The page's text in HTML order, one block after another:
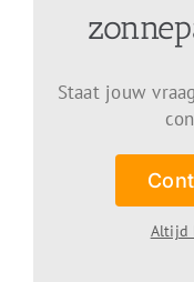
Staat jouw
Altijd